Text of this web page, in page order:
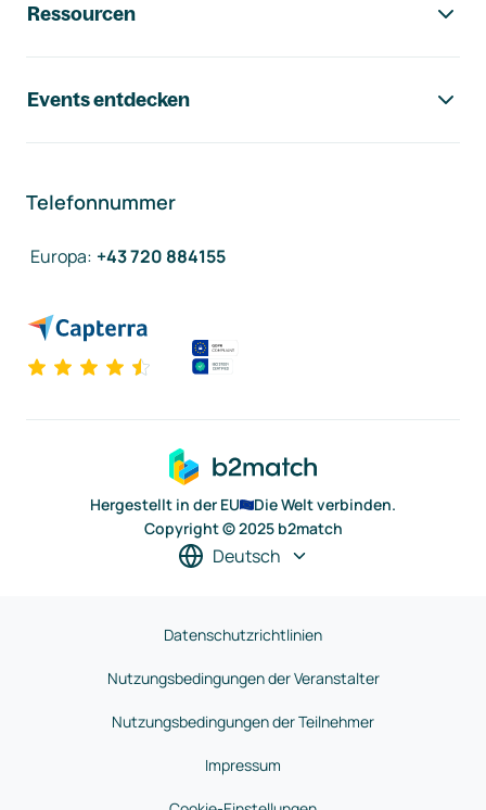
Ressourcen
Events entdecken
Telefonnummer
Europa: +43 720 884155
Hergestellt in der EU
Die Welt verbinden.
Copyright © 2025 b2match
Deutsch
Datenschutzrichtlinien
Nutzungsbedingungen der Veranstalter
Nutzungsbedingungen der Teilnehmer
Impressum